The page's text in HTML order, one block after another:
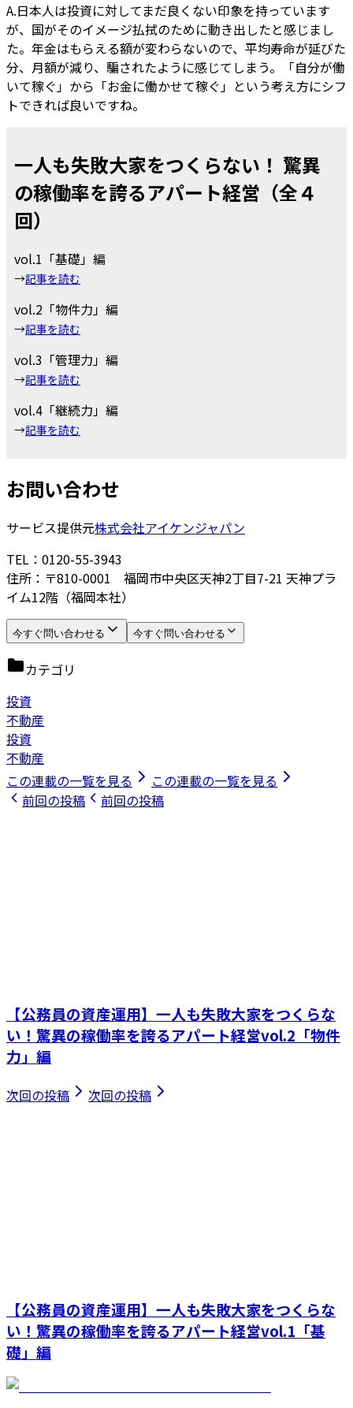
A.日本人は投資に対してまだ良くない印象を持っています
が、国がそのイメージ払拭のために動き出したと感じまし
た。年金はもらえる額が変わらないので、平均寿命が延びた
分、月額が減り、騙されたように感じてしまう。「自分が働
いて稼ぐ」から「お金に働かせて稼ぐ」という考え方にシフ
トできれば良いですね。
一人も失敗大家をつくらない！ 驚異
の稼働率を誇るアパート経営（全４
回）
vol.1「基礎」編
→記事を読む
vol.2「物件力」編
→記事を読む
vol.3「管理力」編
→記事を読む
vol.4「継続力」編
→記事を読む
お問い合わせ
サービス提供元株式会社アイケンジャパン
TEL：0120-55-3943
住所：〒810-0001 福岡市中央区天神2丁目7-21 天神プラ
イム12階（福岡本社）
今すぐ問い合わせる 今すぐ問い合わせる
カテゴリ
投資
不動産
投資
不動産
この連載の一覧を見る
この連載の一覧を見る
前回の投稿
前回の投稿
【公務員の資産運用】一人も失敗大家をつくらな
い！驚異の稼働率を誇るアパート経営vol.2「物件
力」編
次回の投稿 次回の投稿
【公務員の資産運用】一人も失敗大家をつくらな
い！驚異の稼働率を誇るアパート経営vol.1「基
礎」編